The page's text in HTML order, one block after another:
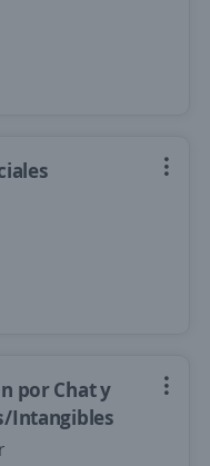
por Chat y
Intangibles